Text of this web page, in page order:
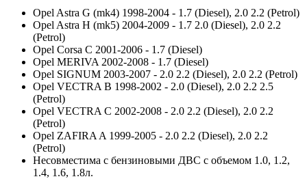
Opel Astra G (mk4) 1998-2004 - 1.7 (Diesel), 2.0 2.2 (Petrol)
Opel Astra H (mk5) 2004-2009 - 1.7 2.0 (Diesel), 2.0 2.2
(Petrol)
Opel Corsa C 2001-2006 - 1.7 (Diesel)
Opel MERIVA 2002-2008 - 1.7 (Diesel)
Opel SIGNUM 2003-2007 - 2.0 2.2 (Diesel), 2.0 2.2 (Petrol)
Opel VECTRA B 1998-2002 - 2.0 (Diesel), 2.0 2.2 2.5
(Petrol)
Opel VECTRA C 2002-2008 - 2.0 2.2 (Diesel), 2.0 2.2
(Petrol)
Opel ZAFIRA A 1999-2005 - 2.0 2.2 (Diesel), 2.0 2.2
(Petrol)
Несовместима с бензиновыми ДВС с объемом 1.0, 1.2,
1.4, 1.6, 1.8л.